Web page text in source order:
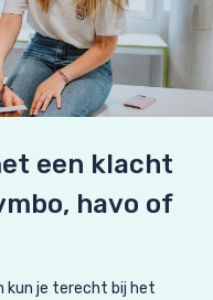
een klacht
havo of
kun je terecht bij het